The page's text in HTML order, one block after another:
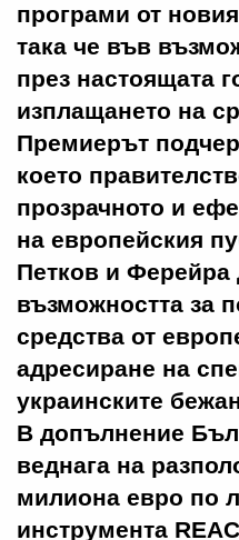
програми от
така че във
през настоящата
изплащането на
Премиерът
което
прозрачното и
на европейския
Петков и Ферейра
възможността за
средства от
адресиране на
украинските
В допълнение
веднага на
милиона евро по
инструмента